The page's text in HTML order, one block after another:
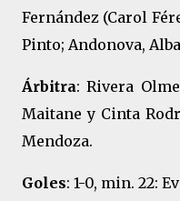
Fernández (Carol
Pinto; Andonova,
Árbitra: Rivera
Maitane y Cinta
Mendoza.
Goles: 1-0, min. 22: